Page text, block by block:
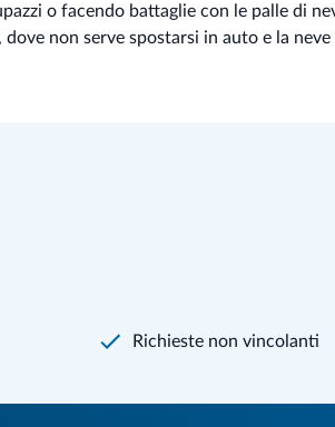
o facendo battaglie con le palle di
non serve spostarsi in auto e la
Richieste non vincolanti